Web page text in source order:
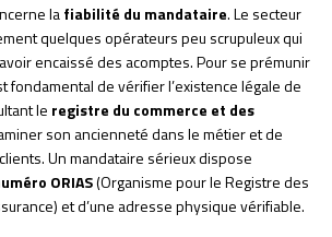
lafiabilité du mandataire. Le secteur
quelques opérateurs peu scrupuleux qui
encaissé des acomptes. Pour se prémunir
fondamental de vérifier l’existence légale de
le registre du commerce et des
son ancienneté dans le métier et de
Un mandataire sérieux dispose
ORIAS(Organisme pour le Registre des
et d’une adresse physique vérifiable.